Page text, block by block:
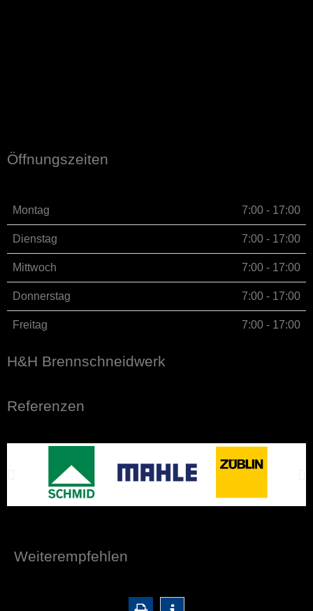
Öffnungszeiten
Montag 7:00 - 17:00
Dienstag 7:00 - 17:00
Mittwoch 7:00 - 17:00
Donnerstag 7:00 - 17:00
Freitag 7:00 - 17:00
H&H Brennschneidwerk
Referenzen
Weiterempfehlen